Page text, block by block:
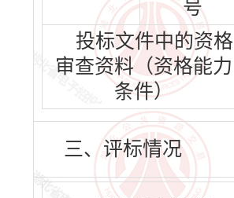
号
投标文件中的资格
审查资料（资格能力
条件）
三、评标情况